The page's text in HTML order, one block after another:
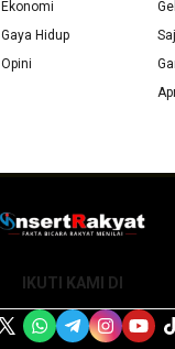
Ekonomi
Gaya Hidup
Opini
IKUTI KAMI DI